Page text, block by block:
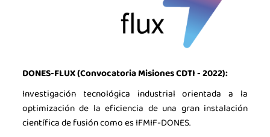
DONES-FLUX (Convocatoria Misiones CDTI - 2022):
Investigación tecnológica industrial orientada a la
optimización de la eficiencia de una gran instalación
científica de fusión como es IFMIF-DONES.